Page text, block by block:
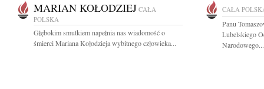
MARIAN KOŁODZIEJ CAŁA
POLSKA
Głębokim smutkiem napełnia nas wiadomość o
śmierci Mariana Kołodzieja wybitnego człowieka...
CAŁA
Panu
Lubelskiego
Narodowego...